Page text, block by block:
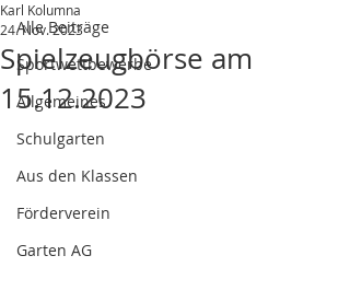
Alle Beiträge
Sportwettbewerbe
Allgemeines
Schulgarten
Aus den Klassen
Förderverein
Garten AG
Spielzeugbörse am
15.12.2023
Karl Kolumna
24. Nov. 2023